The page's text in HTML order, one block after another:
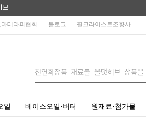
브
테라피협회 블로그 필크라이스트조향사
일 베이스오일·버터 원재료·첨가물